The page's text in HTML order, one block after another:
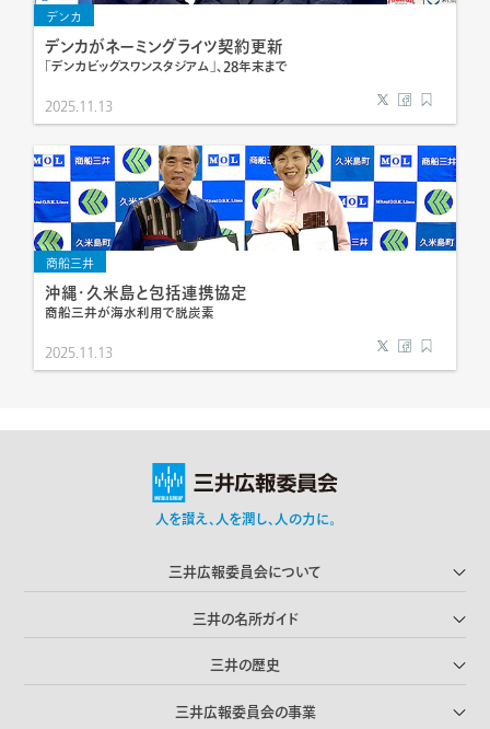
デンカ
デンカがネーミングライツ契約更新
「デンカビッグスワンスタジアム」、28年末まで
2025.11.13
商船三井
沖縄・久米島と包括連携協定
商船三井が海水利用で脱炭素
2025.11.13
人を讃え､人を潤し､人の力に｡
三井広報委員会について
三井の名所ガイド
三井の歴史
三井広報委員会の事業